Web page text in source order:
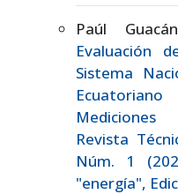
Paúl
Evaluación
Sistema
Mediciones
Revista
Núm. 1
"energía",